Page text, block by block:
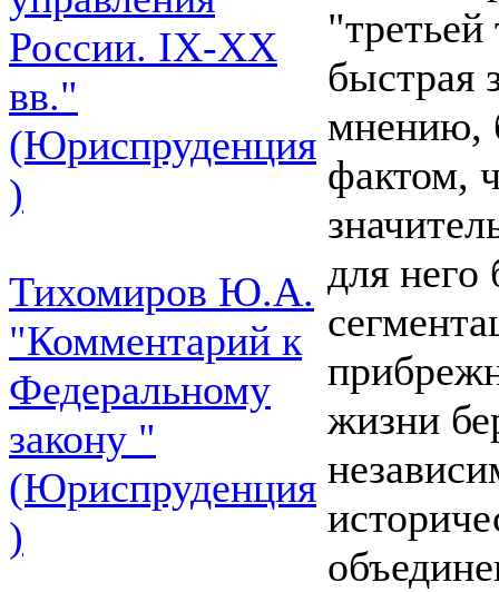
России. IХ-ХХ
вв."
(Юриспруденция
)
Тихомиров Ю.А.
"Комментарий к
Федеральному
закону "
(Юриспруденция
)
быстрая
мнению,
фактом,
для него
жизни